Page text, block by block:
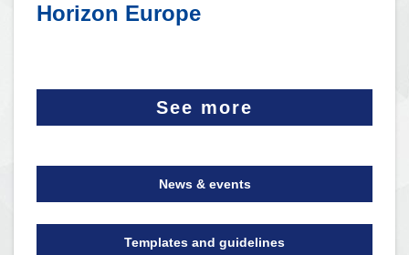
Horizon Europe
See more
News & events
Templates and guidelines